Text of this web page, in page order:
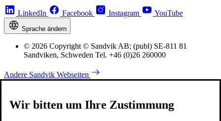
LinkedIn Facebook Instagram YouTube
Sprache ändern
© 2026 Copyright © Sandvik AB; (publ) SE-811 81
Sandviken, Schweden Tel. +46 (0)26 260000
Andere Sandvik Webseiten
Wir bitten um Ihre Zustimmung